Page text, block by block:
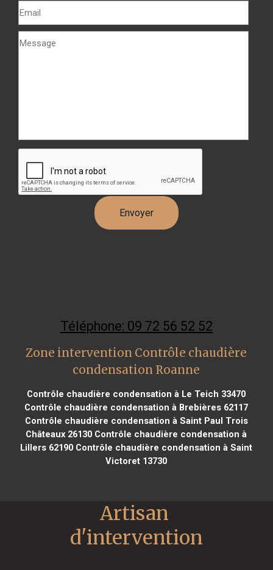
Téléphone: 09 72 56 52 52
Zone intervention Contrôle chaudière
condensation Roanne
Contrôle chaudière condensation à Le Teich 33470
Contrôle chaudière condensation à Brebières 62117
Contrôle chaudière condensation à Saint Paul Trois
Châteaux 26130 Contrôle chaudière condensation à
Lillers 62190 Contrôle chaudière condensation à Saint
Victoret 13730
Artisan
d'intervention